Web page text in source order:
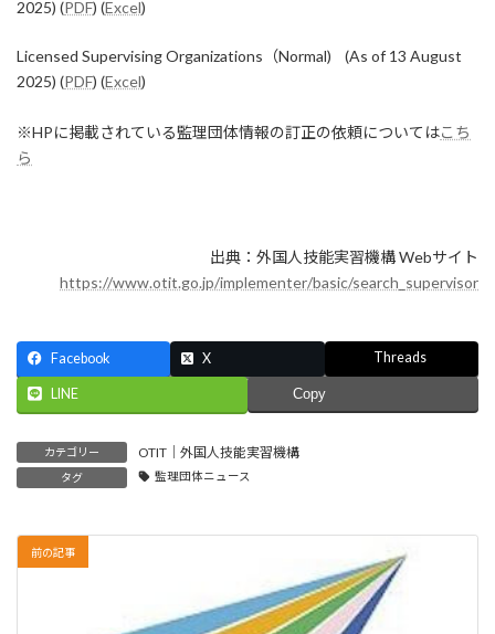
2025) (PDF) (Excel)
Licensed Supervising Organizations（Normal) (As of 13 August
2025) (PDF) (Excel)
※HPに掲載されている監理団体情報の訂正の依頼についてはこち
ら
出典：外国人技能実習機構 Webサイト
https://www.otit.go.jp/implementer/basic/search_supervisor
Facebook X Threads
LINE Copy
カテゴリー OTIT｜外国人技能実習機構
タグ 監理団体ニュース
前の記事